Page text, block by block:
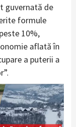
guvernată de
formule
10%,
aflată în
a puterii a